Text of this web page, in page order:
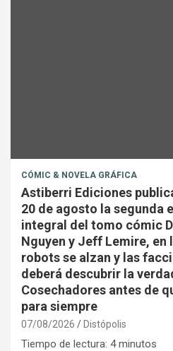
CÓMIC & NOVELA GRÁFICA
Astiberri Ediciones
20 de agosto la segunda
integral del tomo cómic
Nguyen y Jeff Lemire, en
robots se alzan y las
deberá descubrir la
Cosechadores antes de
para siempre
07/08/2026 Distópolis
Tiempo de lectura: 4 minutos